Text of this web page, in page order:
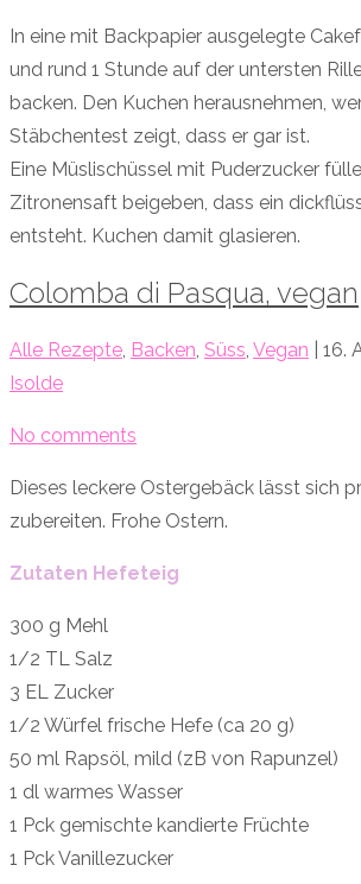
In eine mit Backpapier ausgelegte
und rund 1 Stunde auf der untersten
backen. Den Kuchen herausnehmen,
Stäbchentest zeigt, dass er gar ist.
Eine Müslischüssel mit Puderzucker
Zitronensaft beigeben, dass ein
entsteht. Kuchen damit glasieren.
Colomba di Pasqua, vegan
Alle Rezepte, Backen, Süss, Vegan | 16.
Isolde
No comments
Dieses leckere Ostergebäck lässt sich
zubereiten. Frohe Ostern.
Zutaten Hefeteig
300 g Mehl
1/2 TL Salz
3 EL Zucker
1/2 Würfel frische Hefe (ca 20 g)
50 ml Rapsöl, mild (zB von Rapunzel)
1 dl warmes Wasser
1 Pck gemischte kandierte Früchte
1 Pck Vanillezucker